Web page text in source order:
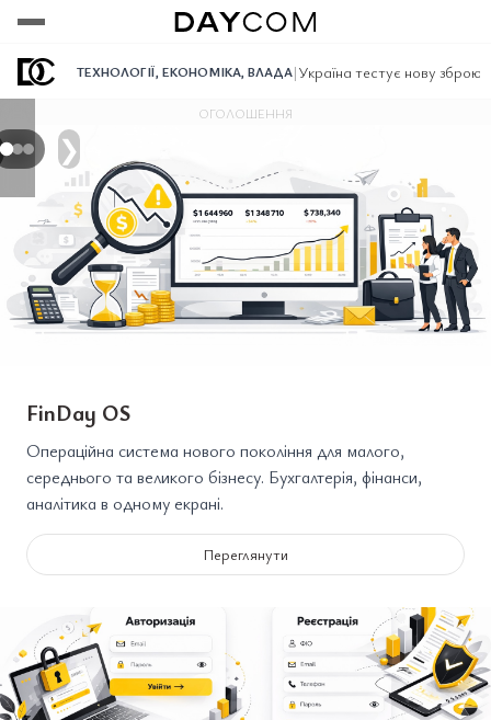
ТЕХНОЛОГІЇ, ЕКОНОМІКА, ВЛАДА|Україна тестує нову зброю
Переглянути
Переглянути
Переглянути
❯
ОГОЛОШЕННЯ
FinDay OS
Операційна система нового покоління для малого,
середнього та великого бізнесу. Бухгалтерія, фінанси,
аналітика в одному екрані.
Переглянути